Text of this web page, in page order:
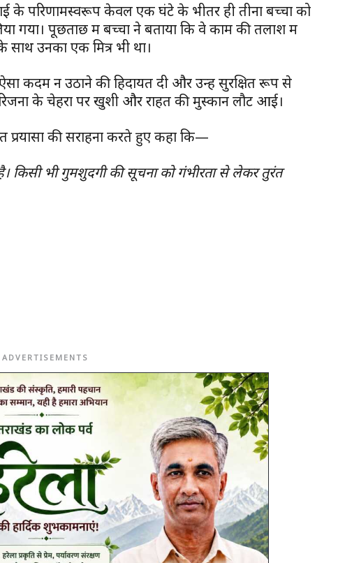
के परिणामस्वरूप केवल एक घंटे के भीतर ही तीनों बच्चों को
गया। पूछताछ में बच्चों ने बताया कि वे काम की तलाश में
साथ उनका एक मित्र भी था।
कदम न उठाने की हिदायत दी और उन्हें सुरक्षित रूप से
के चेहरों पर खुशी और राहत की मुस्कान लौट आई।
प्रयासों की सराहना करते हुए कहा कि—
है। किसी भी गुमशुदगी की सूचना को गंभीरता से लेकर तुरंत
ADVERTISEMENTS